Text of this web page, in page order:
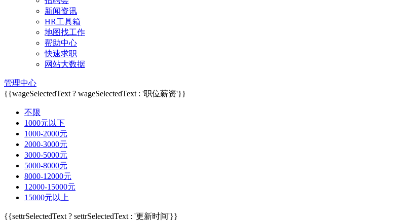
新闻资讯
HR工具箱
地图找工作
帮助中心
快速求职
网站大数据
管理中心
{{wageSelectedText ? wageSelectedText : '职位薪资'}}
不限
1000元以下
1000-2000元
2000-3000元
3000-5000元
5000-8000元
8000-12000元
12000-15000元
15000元以上
{{settrSelectedText ? settrSelectedText : '更新时间'}}